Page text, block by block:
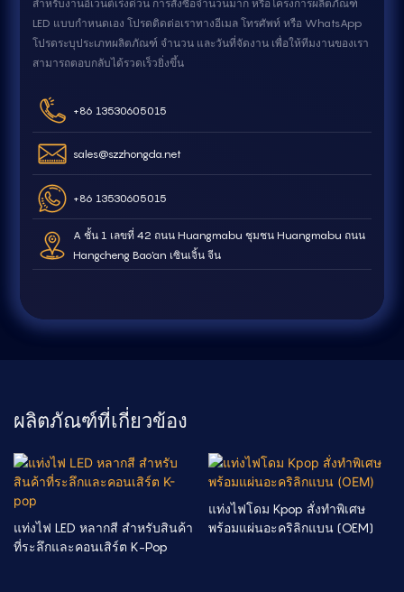
สำหรับงานอีเวนต์เร่งด่วน การสั่งซื้อจำนวนมาก หรือโครงการผลิตภัณฑ์
LED แบบกำหนดเอง โปรดติดต่อเราทางอีเมล โทรศัพท์ หรือ WhatsApp
โปรดระบุประเภทผลิตภัณฑ์ จำนวน และวันที่จัดงาน เพื่อให้ทีมงานของเรา
สามารถตอบกลับได้รวดเร็วยิ่งขึ้น
+86 13530605015
sales@szzhongda.net
+86 13530605015
A ชั้น 1 เลขที่ 42 ถนน Huangmabu ชุมชน Huangmabu ถนน
Hangcheng Bao'an เซินเจิ้น จีน
ผลิตภัณฑ์ที่เกี่ยวข้อง
แท่งไฟ LED หลากสี สำหรับสินค้า
ที่ระลึกและคอนเสิร์ต K-Pop
แท่งไฟโดม Kpop สั่งทำพิเศษ
พร้อมแผ่นอะคริลิกแบน (OEM)